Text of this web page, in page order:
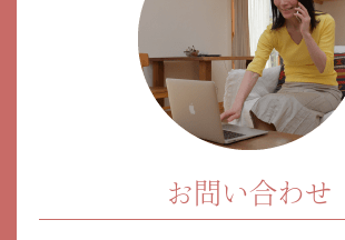
お問い合わせ